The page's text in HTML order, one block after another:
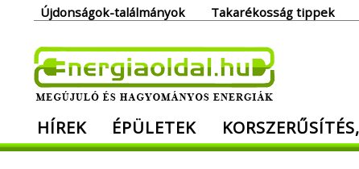
Újdonságok-találmányok Takarékosság tippek
Megújuló és hagyományos energiák.
HÍREK ÉPÜLETEK